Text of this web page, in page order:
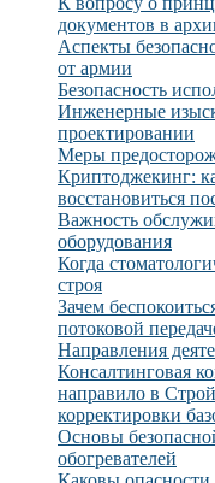
документов в
Аспекты
от армии
Безопасность
Инженерные
проектировании
Меры
Криптоджекинг:
восстановиться
Важность
оборудования
Когда
строя
Зачем
потоковой
Направления
Консалтинговая
направило в
корректировки
Основы
обогревателей